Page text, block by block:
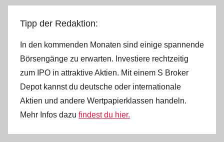
Tipp der Redaktion:
In den kommenden Monaten sind einige spannende
Börsengänge zu erwarten. Investiere rechtzeitig
zum IPO in attraktive Aktien. Mit einem S Broker
Depot kannst du deutsche oder internationale
Aktien und andere Wertpapierklassen handeln.
Mehr Infos dazu findest du hier.